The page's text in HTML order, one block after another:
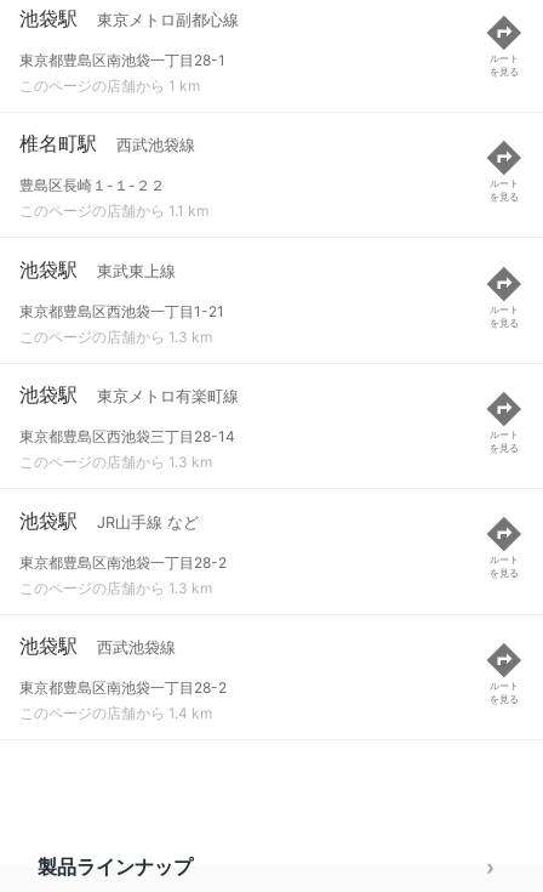
池袋駅 東京メトロ副都心線
東京都豊島区南池袋一丁目28-1
このページの店舗から 1 km
ルート
を見る
椎名町駅 西武池袋線
豊島区長崎１-１-２２
このページの店舗から 1.1 km
ルート
を見る
池袋駅 東武東上線
東京都豊島区西池袋一丁目1-21
このページの店舗から 1.3 km
ルート
を見る
池袋駅 東京メトロ有楽町線
東京都豊島区西池袋三丁目28-14
このページの店舗から 1.3 km
ルート
を見る
池袋駅 JR山手線 など
東京都豊島区南池袋一丁目28-2
このページの店舗から 1.3 km
ルート
を見る
池袋駅 西武池袋線
東京都豊島区南池袋一丁目28-2
このページの店舗から 1.4 km
ルート
を見る
製品ラインナップ